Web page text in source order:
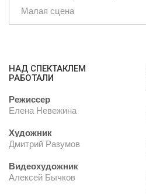
Малая сцена
НАД СПЕКТАКЛЕМ
РАБОТАЛИ
Режиссер
Елена Невежина
Художник
Дмитрий Разумов
Видеохудожник
Алексей Бычков